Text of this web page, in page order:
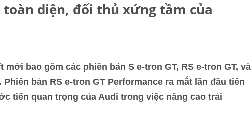
toàn diện, đối thủ xứng tầm của
bao gồm các phiên bản S e-tron GT, RS e-tron GT, và
bản RS e-tron GT Performance ra mắt lần đầu tiên
tiến quan trọng của Audi trong việc nâng cao trải